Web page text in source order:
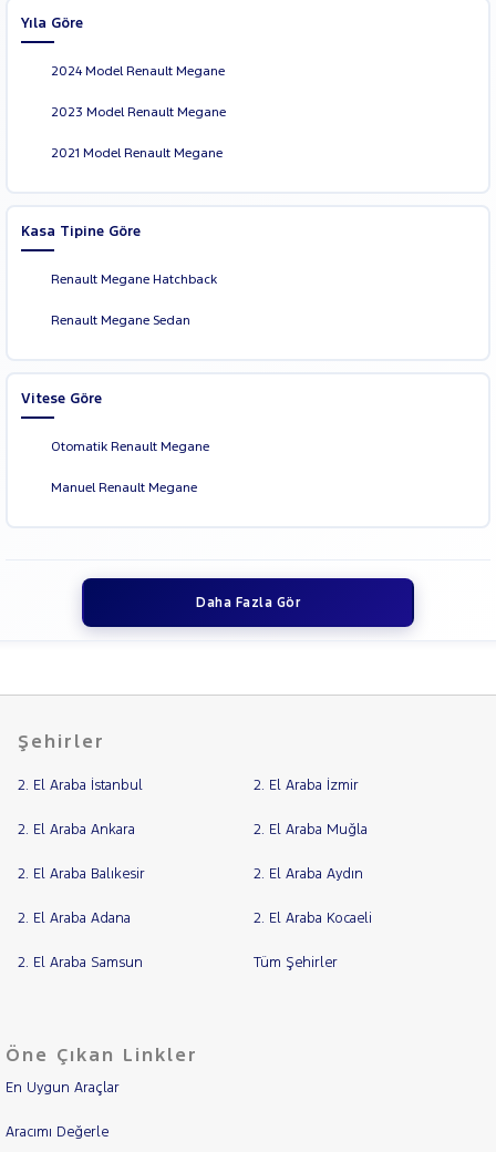
TRAKTÖR
VOLKSWAGEN
VOLVO
Yıla Göre
2024 Model Renault Megane
2023 Model Renault Megane
2021 Model Renault Megane
Kasa Tipine Göre
Renault Megane Hatchback
Renault Megane Sedan
Vitese Göre
Otomatik Renault Megane
Manuel Renault Megane
Daha Fazla Gör
Şehirler
2. El Araba İstanbul 2. El Araba İzmir
2. El Araba Ankara 2. El Araba Muğla
2. El Araba Balıkesir 2. El Araba Aydın
2. El Araba Adana 2. El Araba Kocaeli
2. El Araba Samsun Tüm Şehirler
Öne Çıkan Linkler
En Uygun Araçlar
Aracımı Değerle